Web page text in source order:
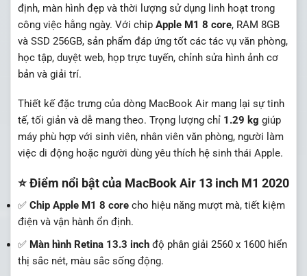
định, màn hình đẹp và thời lượng sử dụng linh hoạt trong
công việc hằng ngày. Với chip Apple M1 8 core, RAM 8GB
và SSD 256GB, sản phẩm đáp ứng tốt các tác vụ văn phòng,
học tập, duyệt web, họp trực tuyến, chỉnh sửa hình ảnh cơ
bản và giải trí.
Thiết kế đặc trưng của dòng MacBook Air mang lại sự tinh
tế, tối giản và dễ mang theo. Trọng lượng chỉ 1.29 kg giúp
máy phù hợp với sinh viên, nhân viên văn phòng, người làm
việc di động hoặc người dùng yêu thích hệ sinh thái Apple.
⭐ Điểm nổi bật của MacBook Air 13 inch M1 2020
✅ Chip Apple M1 8 core cho hiệu năng mượt mà, tiết kiệm
điện và vận hành ổn định.
✅ Màn hình Retina 13.3 inch độ phân giải 2560 x 1600 hiển
thị sắc nét, màu sắc sống động.